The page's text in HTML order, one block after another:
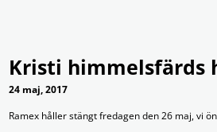
Kristi himmelsfärds
24 maj, 2017
Ramex håller stängt fredagen den 26 maj, vi